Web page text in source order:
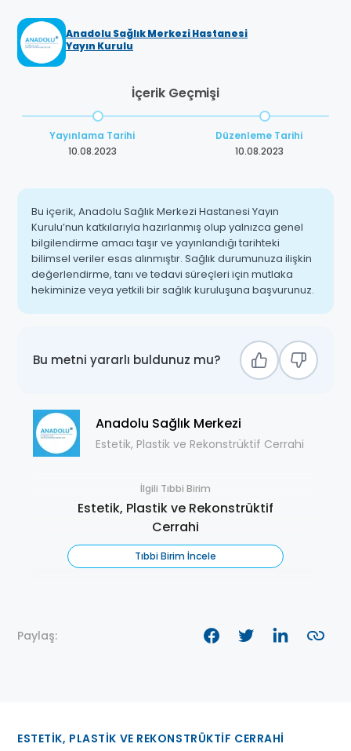
Anadolu Sağlık Merkezi Hastanesi
Yayın Kurulu
İçerik Geçmişi
Yayınlama Tarihi
10.08.2023
Düzenleme Tarihi
10.08.2023
Bu içerik, Anadolu Sağlık Merkezi Hastanesi Yayın
Kurulu’nun katkılarıyla hazırlanmış olup yalnızca genel
bilgilendirme amacı taşır ve yayınlandığı tarihteki
bilimsel veriler esas alınmıştır. Sağlık durumunuza ilişkin
değerlendirme, tanı ve tedavi süreçleri için mutlaka
hekiminize veya yetkili bir sağlık kuruluşuna başvurunuz.
Bu metni yararlı buldunuz mu?
Anadolu Sağlık Merkezi
Estetik, Plastik ve Rekonstrüktif Cerrahi
İlgili Tıbbi Birim
Estetik, Plastik ve Rekonstrüktif
Cerrahi
Tıbbi Birim İncele
Paylaş:
ESTETIK, PLASTIK VE REKONSTRÜKTIF CERRAHI